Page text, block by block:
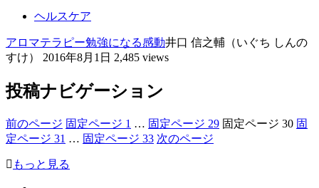
ヘルスケア
アロマテラピー勉強になる感動井口 信之輔（いぐち しんの
すけ）
2016年8月1日 2,485 views
投稿ナビゲーション
前のページ 固定ページ 1 … 固定ページ 29 固定ページ 30 固
定ページ 31 … 固定ページ 33 次のページ
もっと見る